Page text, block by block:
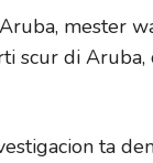
mester
scur di
ta